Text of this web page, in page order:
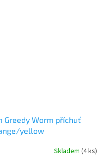
Greedy Worm příchuť
yellow
Skladem (4 ks)